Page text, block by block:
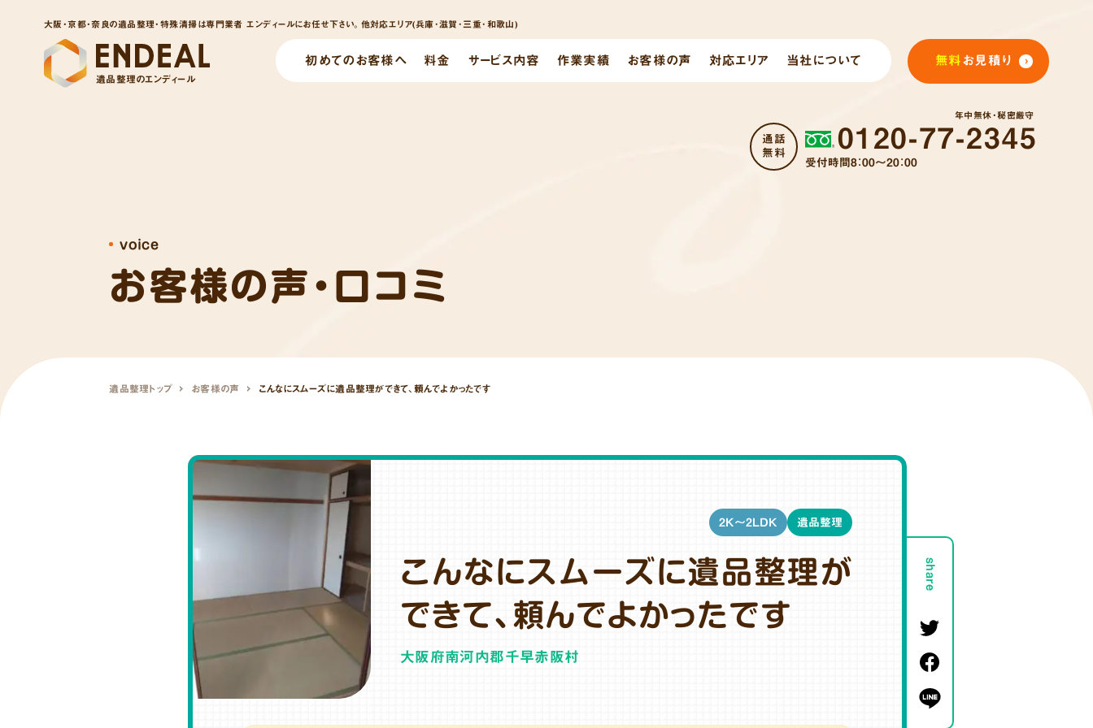
大阪・京都・奈良の遺品整理・特殊清掃は専門業者 エンディールにお任せ下さい。他対応エリア(兵庫･滋賀･三重･和歌山)
遺品整理のエンディール
初めてのお客様へ 料金 サービス内容 作業実績 お客様の声 対応エリア 当社について 無料お見積り
0120-77-2345
受付時間8：00～20：00
通話
無料
年中無休・秘密厳守
お客様の声・口コミ
voice
遺品整理トップ お客様の声 こんなにスムーズに遺品整理ができて、頼んでよかったです
こんなにスムーズに遺品整理が
できて、頼んでよかったです
大阪府南河内郡千早赤阪村
2K～2LDK 遺品整理
share